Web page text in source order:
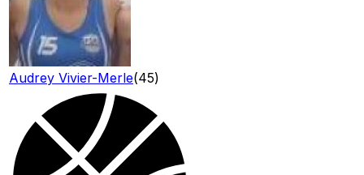
Audrey Vivier-Merle(45)